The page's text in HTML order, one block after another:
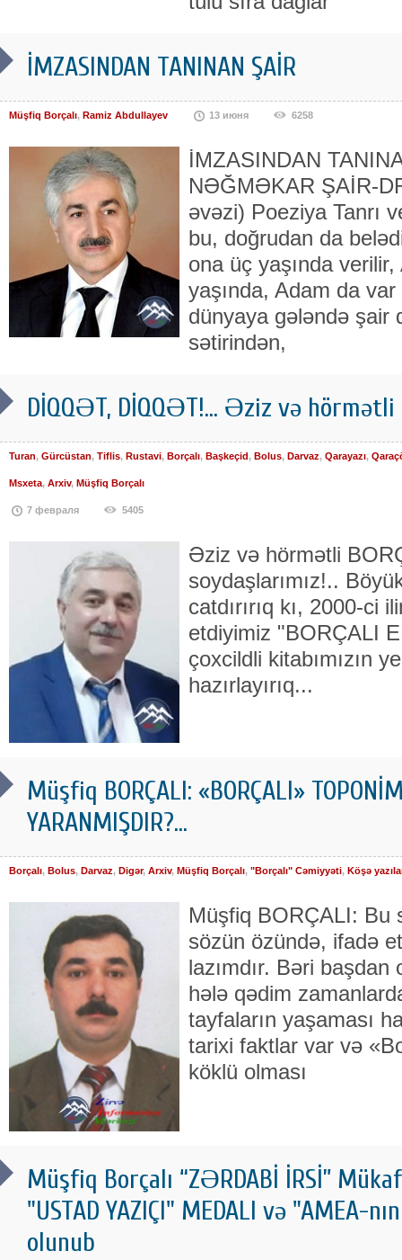
İMZASINDAN TANINAN ŞAİR
Müşfiq Borçalı, Ramiz Abdullayev 13 июня 6258
İMZASINDAN
NƏĞMƏKAR ŞAİR-
əvəzi) Poeziya Tanrı
bu, doğrudan da
ona üç yaşında
yaşında, Adam da
dün­yaya gələndə şair
sətirindən,
DİQQƏT, DİQQƏT!... Əziz və hörmətli
Turan, Gürcüstan, Tiflis, Rustavi, Borçalı, Başkeçid, Bolus, Darvaz, Qarayazı,
Msxeta, Arxiv, Müşfiq Borçalı
7 февраля 5405
Əziz və hörmətli
soydaşlarımız!..
catdırırıq kı, 2000-ci
etdiyimiz "BORÇALI
çoxcildli kitabımızın
hazırlayırıq...
Müşfiq BORÇALI: «BORÇALI»
YARANMIŞDIR?...
Borçalı, Bolus, Darvaz, Digər, Arxiv, Müşfiq Borçalı, "Borçalı" Cəmiyyəti, Köşə
Müşfiq BORÇALI: Bu
sözün özündə, ifadə
lazımdır. Bəri
hələ qə­dim
tayfaların yaşaması
tarixi faktlar var və
köklü olması
Müşfiq Borçalı “ZƏRDABİ İRSİ”
"USTAD YAZIÇI" MEDALI və "AMEA-
olunub